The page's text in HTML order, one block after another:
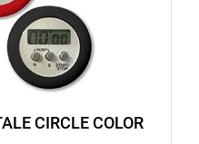
CIRCLE COLOR